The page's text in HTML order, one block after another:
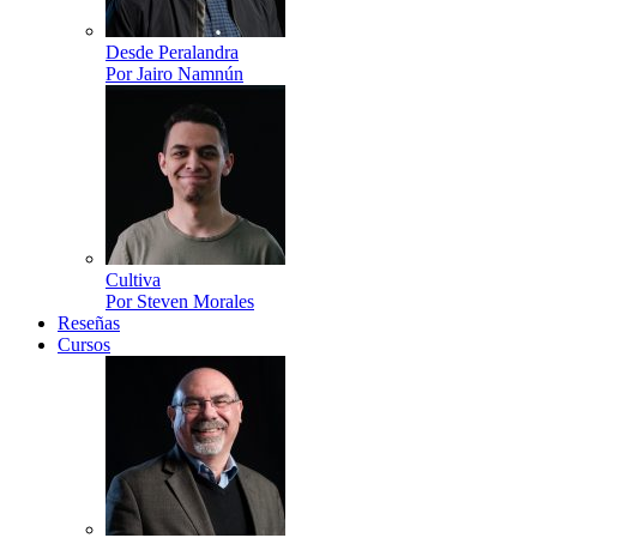
Desde Peralandra
Por Jairo Namnún
Cultiva
Por Steven Morales
Reseñas
Cursos